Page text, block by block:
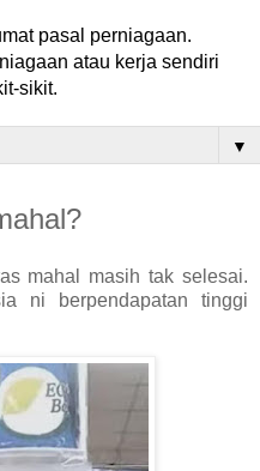
pasal perniagaan.
atau kerja sendiri
sikit.
▼
mahal masih tak selesai.
ni berpendapatan tinggi